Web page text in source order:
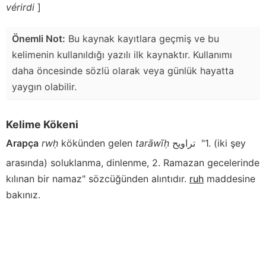
vérirdi ]
Önemli Not: Bu kaynak kayıtlara geçmiş ve bu
kelimenin kullanıldığı yazılı ilk kaynaktır. Kullanımı
daha öncesinde sözlü olarak veya günlük hayatta
yaygın olabilir.
Kelime Kökeni
Arapça rwḥ kökünden gelen tarāwīḥ
"1. (iki şey
arasında) soluklanma, dinlenme, 2. Ramazan gecelerinde
kılınan bir namaz" sözcüğünden alıntıdır. ruh maddesine
bakınız.